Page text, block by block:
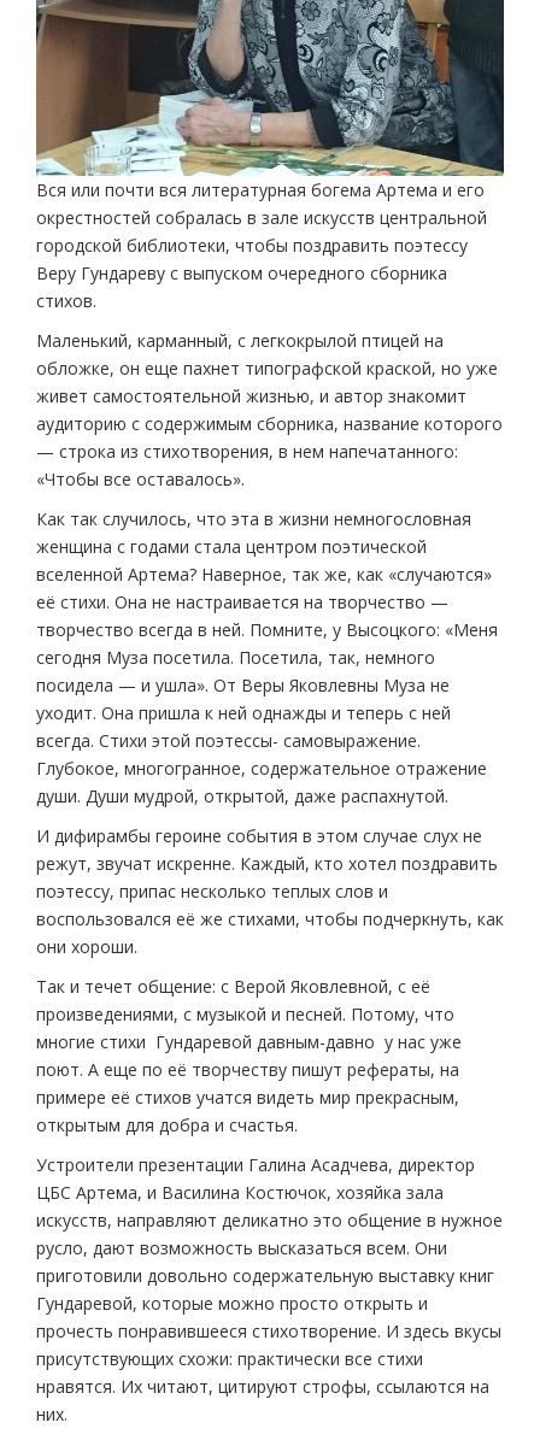
Вся или почти вся литературная богема Артема и его
окрестностей собралась в зале искусств центральной
городской библиотеки, чтобы поздравить поэтессу
Веру Гундареву с выпуском очередного сборника
стихов.
Маленький, карманный, с легкокрылой птицей на
обложке, он еще пахнет типографской краской, но уже
живет самостоятельной жизнью, и автор знакомит
аудиторию с содержимым сборника, название которого
— строка из стихотворения, в нем напечатанного:
«Чтобы все оставалось».
Как так случилось, что эта в жизни немногословная
женщина с годами стала центром поэтической
вселенной Артема? Наверное, так же, как «случаются»
её стихи. Она не настраивается на творчество —
творчество всегда в ней. Помните, у Высоцкого: «Меня
сегодня Муза посетила. Посетила, так, немного
посидела — и ушла». От Веры Яковлевны Муза не
уходит. Она пришла к ней однажды и теперь с ней
всегда. Стихи этой поэтессы- самовыражение.
Глубокое, многогранное, содержательное отражение
души. Души мудрой, открытой, даже распахнутой.
И дифирамбы героине события в этом случае слух не
режут, звучат искренне. Каждый, кто хотел поздравить
поэтессу, припас несколько теплых слов и
воспользовался её же стихами, чтобы подчеркнуть, как
они хороши.
Так и течет общение: с Верой Яковлевной, с её
произведениями, с музыкой и песней. Потому, что
многие стихи Гундаревой давным-давно у нас уже
поют. А еще по её творчеству пишут рефераты, на
примере её стихов учатся видеть мир прекрасным,
открытым для добра и счастья.
Устроители презентации Галина Асадчева, директор
ЦБС Артема, и Василина Костючок, хозяйка зала
искусств, направляют деликатно это общение в нужное
русло, дают возможность высказаться всем. Они
приготовили довольно содержательную выставку книг
Гундаревой, которые можно просто открыть и
прочесть понравившееся стихотворение. И здесь вкусы
присутствующих схожи: практически все стихи
нравятся. Их читают, цитируют строфы, ссылаются на
них.